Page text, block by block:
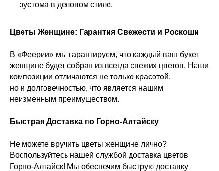
эустома в деловом стиле.
Цветы Женщине: Гарантия Свежести и Роскоши
В «Феерии» мы гарантируем, что каждый ваш букет
женщине будет собран из всегда свежих цветов. Наши
композиции отличаются не только красотой,
но и долговечностью, что является нашим
неизменным преимуществом.
Быстрая Доставка по Горно-Алтайску
Не можете вручить цветы женщине лично?
Воспользуйтесь нашей службой доставка цветов
Горно-Алтайск! Мы обеспечим быструю доставку